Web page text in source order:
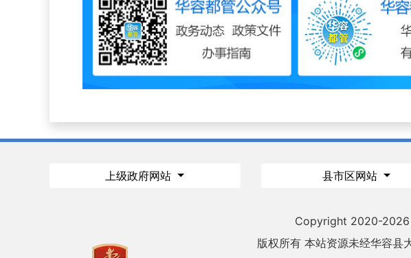
上级政府网站 县市区网站
Copyright 2020-2026
版权所有 本站资源未经华容县